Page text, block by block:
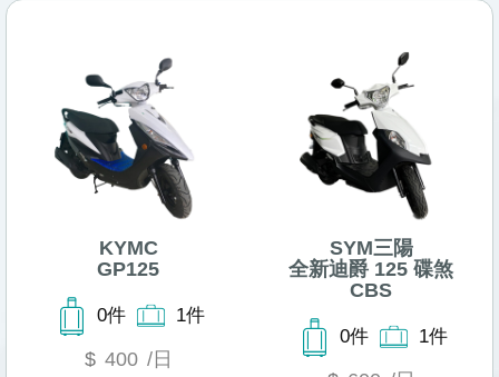
KYMC
GP125
0件 1件
$ 400 /日
SYM三陽
全新迪爵 125 碟煞
CBS
0件 1件